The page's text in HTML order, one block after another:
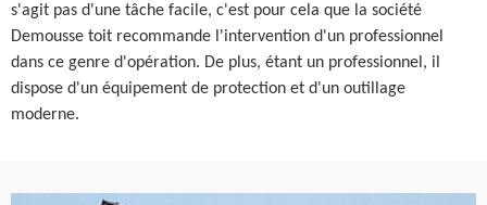
s'agit pas d'une tâche facile, c'est pour cela que la société
Demousse toit recommande l'intervention d'un professionnel
dans ce genre d'opération. De plus, étant un professionnel, il
dispose d'un équipement de protection et d'un outillage
moderne.